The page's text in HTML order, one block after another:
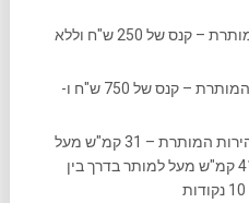
חריגה קלה מהמהירות המותרת – קנס של 250 ש"ח וללא
חריגה גבוהה מהמהירות המותרת – קנס של 750 ש"ח ו-
חריגה גבוהה מאוד מהמהירות המותרת – 31 קמ"ש מעל
למותר בדרך עירונית, או 41 קמ"ש מעל למותר בדרך בין